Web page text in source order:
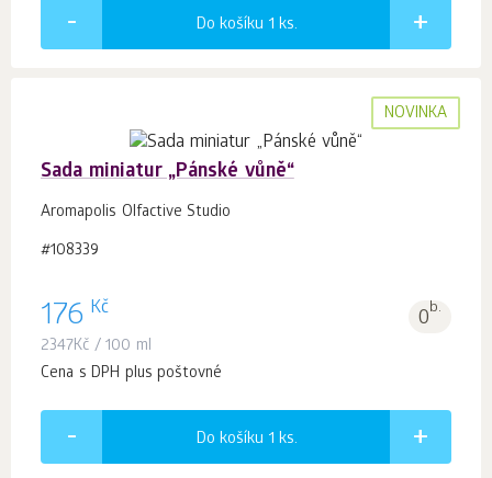
Do košíku 1 ks.
NOVINKA
Sada miniatur „Pánské vůně“
Aromapolis Olfactive Studio
#108339
176 Kč 0b.
2347Kč / 100 ml
Cena s DPH plus poštovné
Do košíku 1 ks.